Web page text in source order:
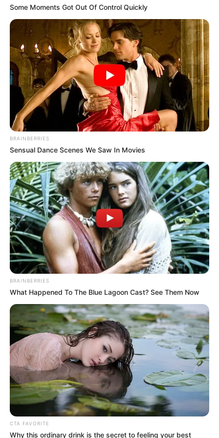
Some Moments Got Out Of Control Quickly
BRAINBERRIES
Sensual Dance Scenes We Saw In Movies
BRAINBERRIES
What Happened To The Blue Lagoon Cast? See Them Now
CTA FAVORITE
Why this ordinary drink is the secret to feeling your best